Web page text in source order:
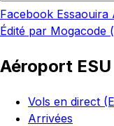
Facebook Essaouira
Édité par Mogacode
Aéroport ESU
Vols en direct
Arrivées